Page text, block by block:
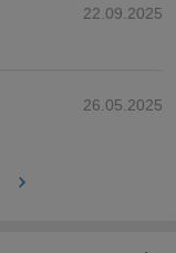
22.09.2025
26.05.2025